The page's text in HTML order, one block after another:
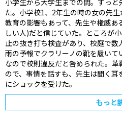
小学生から大学生までの間。ずっ
た。小学校1、2年生の時の女の先
教育の影響もあって、先生や権威
しい人)だと信じていた。ところが
止の抜き打ち検査があり、校庭で数
雨の予報でクラリーノの靴を履い
なので校則違反だと咎められた。
ので、事情を話すも、先生は聞く
にショックを受けた。
もっと